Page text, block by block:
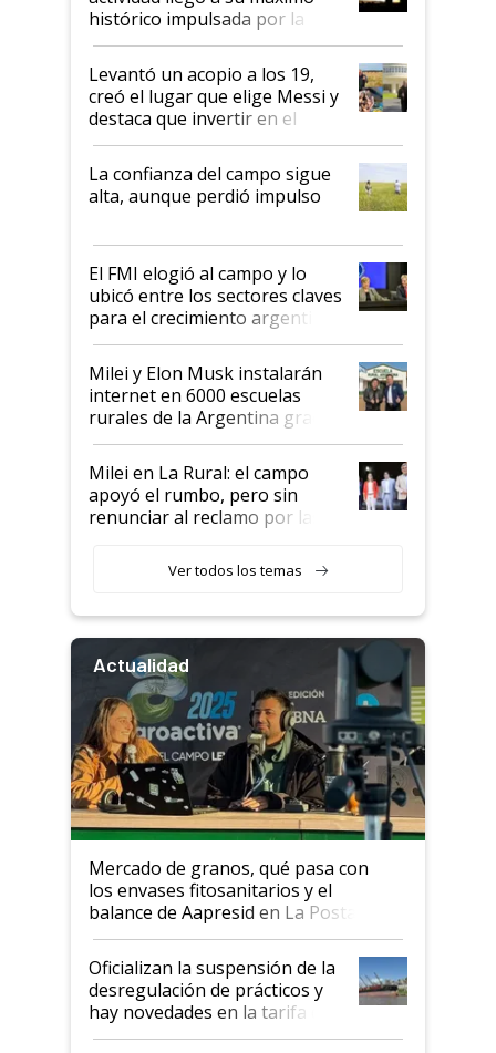
récord
histórico impulsada por la
cosecha y las exportaciones
Levantó un acopio a los 19,
creó el lugar que elige Messi y
destaca que invertir en el
kirchnerismo era como "darle
plata a un hijo para droga":
Juan Félix Rossetti, el libertario
que de una dura crisis salió
de Milei
La confianza del campo sigue
alta, aunque perdió impulso
El FMI elogió al campo y lo
ubicó entre los sectores claves
para el crecimiento argentino
Milei y Elon Musk instalarán
internet en 6000 escuelas
rurales de la Argentina gracias
a un acuerdo con Starlink
Milei en La Rural: el campo
apoyó el rumbo, pero sin
renunciar al reclamo por las
Ver todos los temas
Actualidad
Mercado de granos, qué pasa con
los envases fitosanitarios y el
balance de Aapresid en La Posta
Oficializan la suspensión de la
desregulación de prácticos y
hay novedades en la tarifa de
la hidrovía